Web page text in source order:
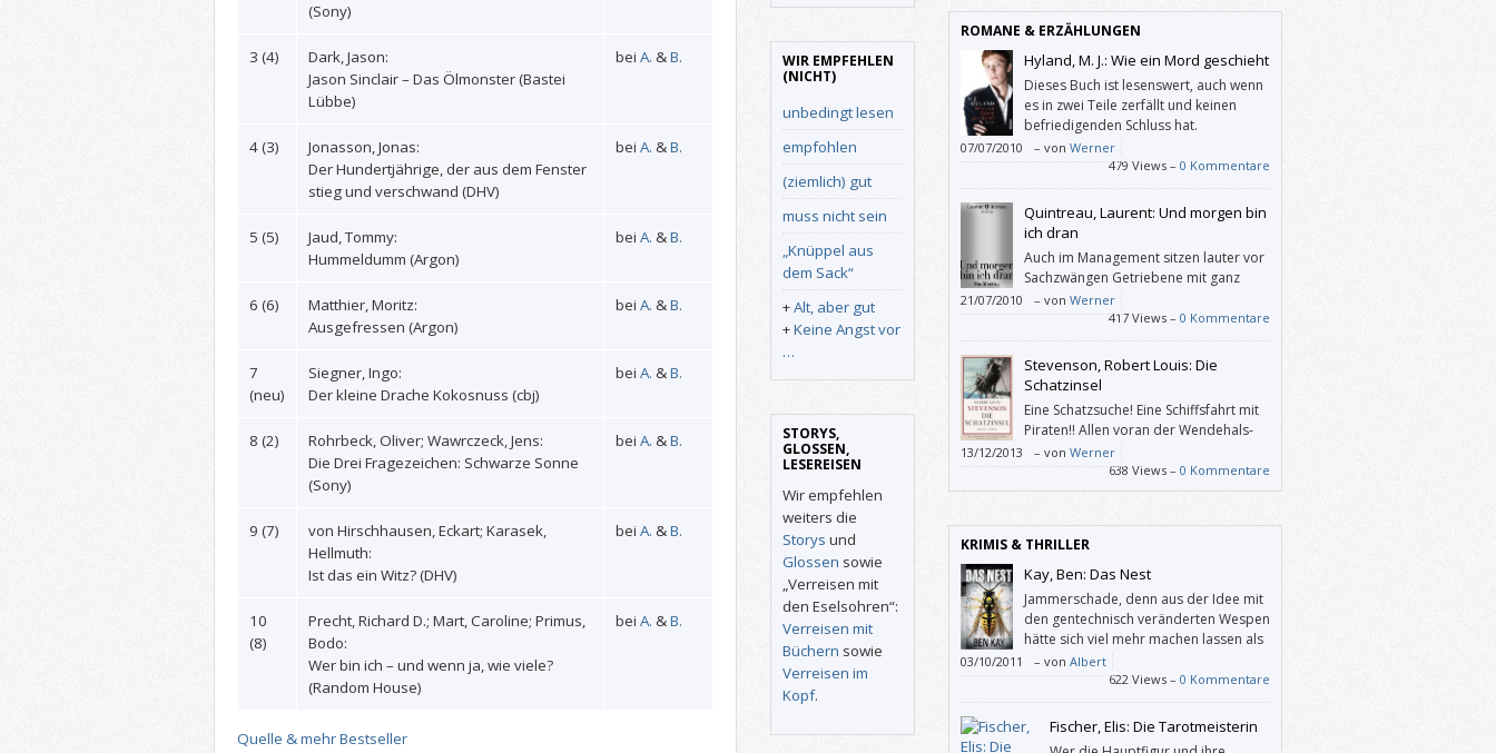
(Sony)
3 (4)
Dark, Jason:
Jason Sinclair – Das Ölmonster (Bastei
Lübbe)
bei A. &B.
4 (3)
Jonasson, Jonas:
Der Hundertjährige, der aus dem Fenster
stieg und verschwand (DHV)
bei A. &B.
5 (5)
Jaud, Tommy:
Hummeldumm (Argon)
bei A. &B.
6 (6)
Matthier, Moritz:
Ausgefressen (Argon)
bei A. &B.
7
(neu)
Siegner, Ingo:
Der kleine Drache Kokosnuss (cbj)
bei A. &B.
8 (2)
Rohrbeck, Oliver; Wawrczeck, Jens:
Die Drei Fragezeichen: Schwarze Sonne
(Sony)
bei A. &B.
9 (7)
von Hirschhausen, Eckart; Karasek,
Hellmuth:
Ist das ein Witz? (DHV)
bei A. &B.
10
(8)
Precht, Richard D.; Mart, Caroline; Primus,
Bodo:
Wer bin ich – und wenn ja, wie viele?
(Random House)
bei A. &B.
Quelle & mehr Bestseller
WIR EMPFEHLEN
(NICHT)
unbedingt lesen
empfohlen
(ziemlich) gut
muss nicht sein
„Knüppel aus
dem Sack“
+Alt, aber gut
+Keine Angst vor
…
STORYS,
GLOSSEN,
LESEREISEN
Wir empfehlen
weiters die
Storys und
Glossen sowie
„Verreisen mit
den Eselsohren“:
Verreisen mit
Büchern sowie
Verreisen im
Kopf.
ROMANE & ERZÄHLUNGEN
Hyland, M. J.: Wie ein Mord geschieht
Dieses Buch ist lesenswert, auch wenn
es in zwei Teile zerfällt und keinen
befriedigenden Schluss hat.
07/07/2010 – von Werner
479 Views – 0 Kommentare
Quintreau, Laurent: Und morgen bin
ich dran
Auch im Management sitzen lauter vor
Sachzwängen Getriebene mit ganz
normalen Bedürfnissen.
21/07/2010 – von Werner
417 Views – 0 Kommentare
Stevenson, Robert Louis: Die
Schatzinsel
Eine Schatzsuche! Eine Schiffsfahrt mit
Piraten!! Allen voran der Wendehals-
Schurke John Silver!!! Und als
Dreingabe, so Nohl, „sprachliche Prägnanz,
atmosphärische Dichte und lebendige
13/12/2013 – von Werner
638 Views – 0 Kommentare
KRIMIS & THRILLER
Kay, Ben: Das Nest
Jammerschade, denn aus der Idee mit
den gentechnisch veränderten Wespen
hätte sich viel mehr machen lassen als
die maßlos übertriebenen
Supermonster, die einen an die Ungeheuer aus
Harry Potter erinnern.
03/10/2011 – von Albert
622 Views – 0 Kommentare
Fischer, Elis: Die Tarotmeisterin